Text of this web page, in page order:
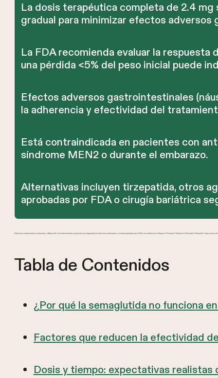
La dosis terapéutica completa de 2.4 mg
gradual para minimizar efectos
La FDA recomienda evaluar la respuesta
una pérdida <5% del peso inicial puede
Efectos adversos gastrointestinales
la adherencia y efectividad del
Está contraindicada en pacientes con
síndrome MEN2 o durante el embarazo.
Alternativas incluyen tirzepatida, otros
aprobadas por FDA o cirugía bariátrica
Ofrecemos medicamentos compuestos y Zepbound®. Los medicamentos compuestos son preparados por farmacias autorizadas y no están aprobados por la FDA. Las referencias a Wegovy®, Ozempic®, Rybelsus®, Mounjaro®, Saxenda® u otras marcas
Tabla de Contenidos
¿Por qué la semaglutida no funciona
Factores que reducen la efectividad
Dosis y tiempo: expectativas realistas